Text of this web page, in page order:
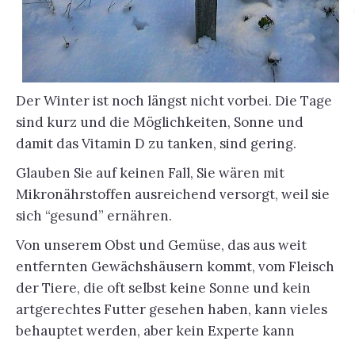
Der Winter ist noch längst nicht vorbei. Die Tage
sind kurz und die Möglichkeiten, Sonne und
damit das Vitamin D zu tanken, sind gering.
Glauben Sie auf keinen Fall, Sie wären mit
Mikronährstoffen ausreichend versorgt, weil sie
sich “gesund” ernähren.
Von unserem Obst und Gemüse, das aus weit
entfernten Gewächshäusern kommt, vom Fleisch
der Tiere, die oft selbst keine Sonne und kein
artgerechtes Futter gesehen haben, kann vieles
behauptet werden, aber kein Experte kann